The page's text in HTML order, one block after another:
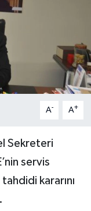
A- A+
Sekreteri
servis
tahdidi kararını